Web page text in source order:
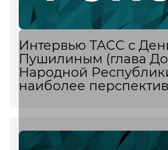
Интервью ТАСС с
Пушилиным (глава
Народной
наиболее